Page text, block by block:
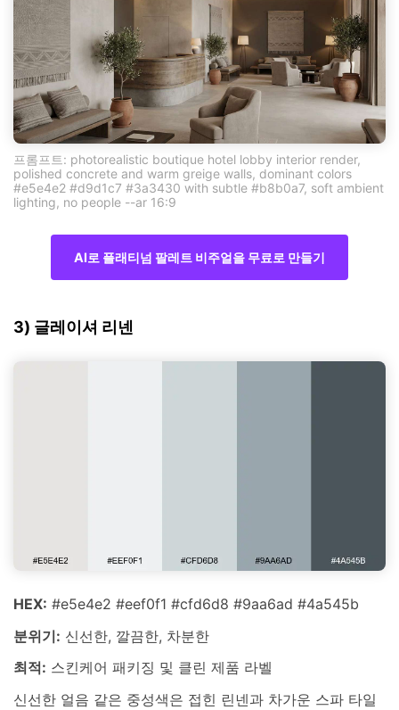
프롬프트: photorealistic boutique hotel lobby interior render,
polished concrete and warm greige walls, dominant colors
#e5e4e2 #d9d1c7 #3a3430 with subtle #b8b0a7, soft ambient
lighting, no people --ar 16:9
AI로 플래티넘 팔레트 비주얼을 무료로 만들기
3) 글레이셔 리넨
HEX: #e5e4e2 #eef0f1 #cfd6d8 #9aa6ad #4a545b
분위기: 신선한, 깔끔한, 차분한
최적: 스킨케어 패키징 및 클린 제품 라벨
신선한 얼음 같은 중성색은 접힌 린넨과 차가운 스파 타일